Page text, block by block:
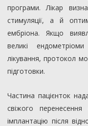
програми. Лікар
стимуляції, а й
ембріона. Якщо
великі
лікування, протокол
підготовки.
Частина пацієнток
свіжого
імплантацію після